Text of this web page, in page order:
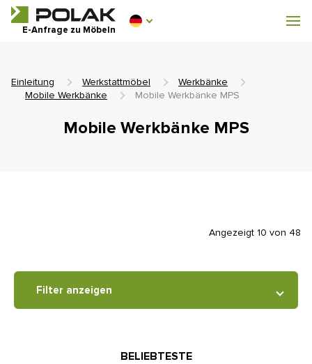
E-Anfrage zu Möbeln
Werkstattmöbel
Einleitung Werkstattmöbel
Werkbänke
Mobile Werkbänke
Mobile Werkbänke MPS
Mobile Werkbänke MPS
BELIEBTESTE
Angezeigt 10 von 48
Filter anzeigen